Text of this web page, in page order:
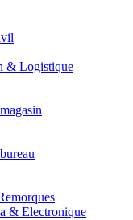
& Logistique
& Electronique